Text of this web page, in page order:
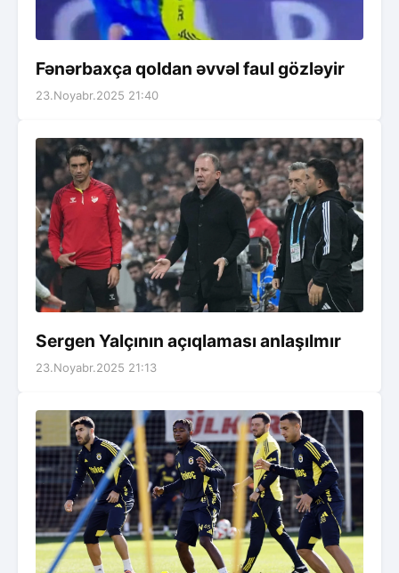
Fənərbaxça qoldan əvvəl faul gözləyir
23.Noyabr.2025 21:40
Sergen Yalçının açıqlaması anlaşılmır
23.Noyabr.2025 21:13